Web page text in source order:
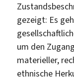
gezeigt: Es
um den
materieller,
ethnische